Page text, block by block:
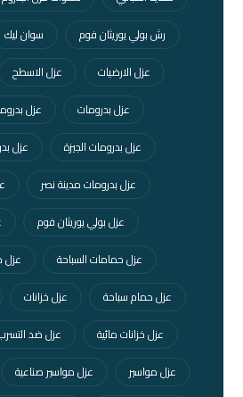
رش بولي يوريثان فوم
سوان ليك
عزل الارضيات
عزل الاسطح
عزل بدرومات
عزل بدرومات 6
عزل بدرومات الجيزة
عزل
عزل بدرومات مدينة نصر
عزل بولي يوريثان فوم
عزل حمامات السباحة
عزل
عزل حمام سباحة
عزل خزانات
عزل خزانات مائية
عزل ضد
عزل مواسير
عزل مواسير صناعية